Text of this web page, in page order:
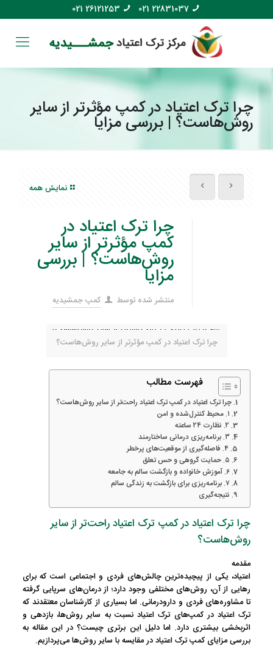
021 22831037
021 26121253
چرا ترک اعتیاد در کمپ مؤثرتر از سایر
روش‌هاست؟ | بررسی مزایا
نمایش همه
چرا ترک اعتیاد در
کمپ مؤثرتر از سایر
روش‌هاست؟ | بررسی
مزایا
منتشر شده توسط کمپ جمشیدیه
چرا ترک اعتیاد در کمپ مؤثرتر از سایر روش‌هاست؟
فهرست مطالب
چرا ترک اعتیاد در کمپ ترک اعتیاد راحت‌تر از سایر روش‌هاست؟
۱. محیط کنترل‌شده و امن
۲. نظارت ۲۴ ساعته
۳. برنامه‌ریزی درمانی ساختارمند
۴. فاصله‌گیری از موقعیت‌های پرخطر
۵. حمایت گروهی و حس تعلق
۶. آموزش خانواده و بازگشت سالم به جامعه
۷. برنامه‌ریزی برای بازگشت به زندگی سالم
نتیجه‌گیری
چرا ترک اعتیاد در کمپ ترک اعتیاد راحت‌تر از سایر
روش‌هاست؟
مقدمه
اعتیاد، یکی از پیچیده‌ترین چالش‌های فردی و اجتماعی است که برای
رهایی از آن، روش‌های مختلفی وجود دارد؛ از درمان‌های سرپایی گرفته
تا مشاوره‌های فردی و دارودرمانی. اما بسیاری از کارشناسان معتقدند که
ترک اعتیاد در کمپ‌های ترک اعتیاد نسبت به سایر روش‌ها، بازدهی و
اثربخشی بیشتری دارد. اما دلیل این برتری چیست؟ در این مقاله به
بررسی مزایای کمپ ترک اعتیاد در مقایسه با سایر روش‌ها می‌پردازیم.